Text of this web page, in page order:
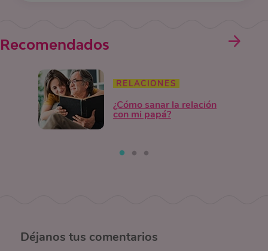
Recomendados
RELACIONES
¿Cómo sanar la relación
con mi papá?
Déjanos tus comentarios